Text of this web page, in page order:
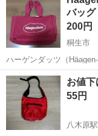
気にな...
バッグ
200円
桐生市
ハーゲンダッツ（
ット柄が入ったかわいいデザイン。 ・ブランド
赤 ・内側：ドット柄 ・
群馬 桐生市 バッ
お値
55円
八木原駅